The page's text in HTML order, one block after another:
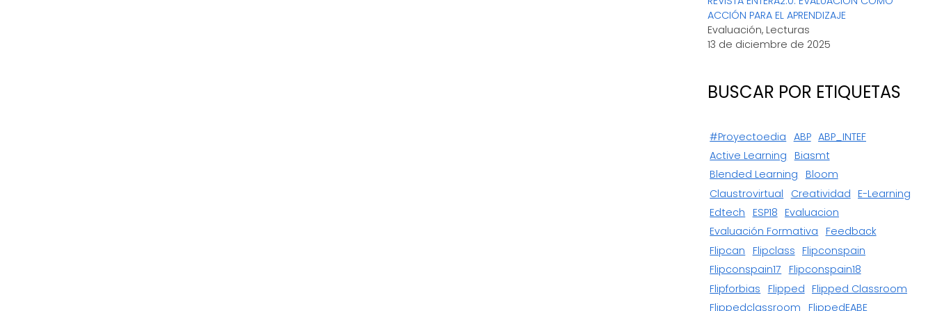
ACCIÓN PARA EL APRENDIZAJE
Evaluación, Lecturas
13 de diciembre de 2025
BUSCAR POR ETIQUETAS
#proyectoedia ABP ABP_INTEF
Active Learning
Biasmt
Blended Learning
Bloom
Claustrovirtual
Creatividad E-Learning
Edtech
ESP18 Evaluacion
Evaluación Formativa
Feedback
Flipcan
Flipclass Flipconspain
Flipconspain17
Flipconspain18
Flipforbias
Flipped Flipped Classroom
Flippedclassroom
FlippedEABE